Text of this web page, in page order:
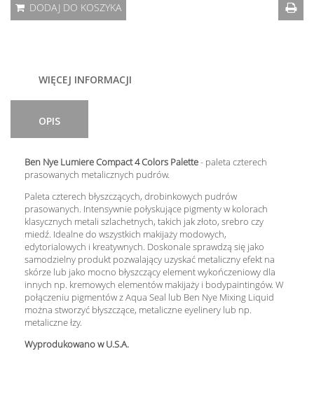
DODAJ DO KOSZYKA
WIĘCEJ INFORMACJI
OPIS
Ben Nye Lumiere Compact 4 Colors Palette- paleta czterech
prasowanych metalicznych pudrów.
Paleta czterech błyszczących, drobinkowych pudrów
prasowanych. Intensywnie połyskujące pigmenty w kolorach
klasycznych metali szlachetnych, takich jak złoto, srebro czy
miedź. Idealne do wszystkich makijaży modowych,
edytorialowych i kreatywnych. Doskonale sprawdzą się jako
samodzielny produkt pozwalający uzyskać metaliczny efekt na
skórze lub jako mocno błyszczący element wykończeniowy dla
innych np. kremowych elementów makijaży i bodypaintingów. W
połączeniu pigmentów z Aqua Seal lub Ben Nye Mixing Liquid
można stworzyć błyszczące, metaliczne eyelinery lub np.
metaliczne łzy.
Wyprodukowano w U.S.A.